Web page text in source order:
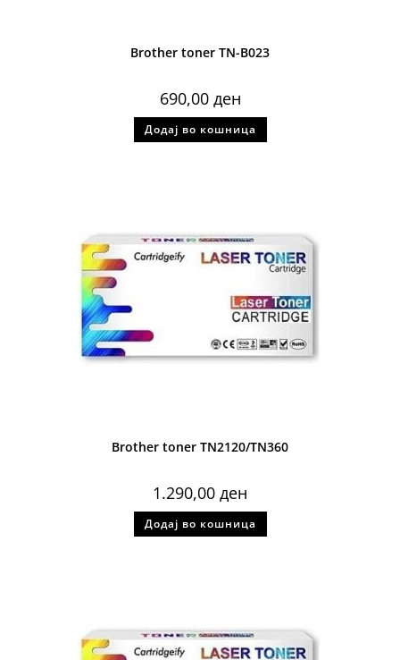
Brother toner TN-B023
690,00 ден
Додај во кошница
Brother toner TN2120/TN360
1.290,00 ден
Додај во кошница